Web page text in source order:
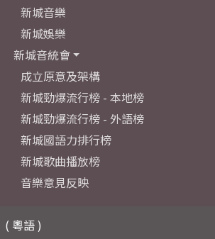
( 粵語 )
新城音樂
新城娛樂
新城音統會
成立原意及架構
新城勁爆流行榜 - 本地榜
新城勁爆流行榜 - 外語榜
新城國語力排行榜
新城歌曲播放榜
音樂意見反映